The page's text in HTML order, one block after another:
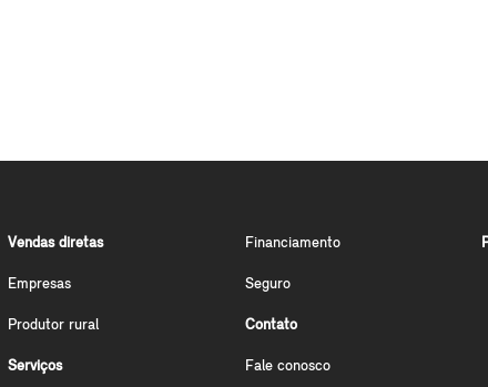
Vendas diretas
Empresas
Produtor rural
Serviços
Financiamento
Seguro
Contato
Fale conosco